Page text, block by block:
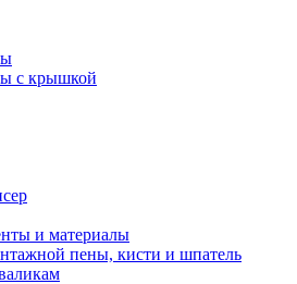
с крышкой
и материалы
пены, кисти и шпатель